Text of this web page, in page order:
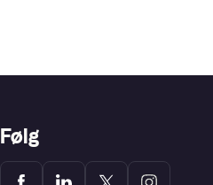
Følg